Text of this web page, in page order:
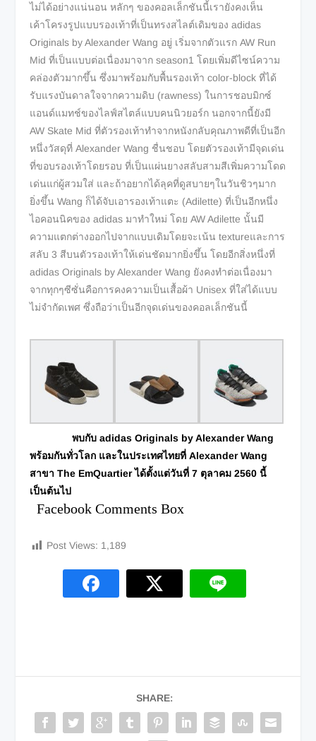
ไม่ได้อย่างแน่นอน หลักๆ ของคอลเล็กชันนี้เรายังคงเห็น
เค้าโครงรูปแบบรองเท้าที่เป็นทรงสไลต์เดิมของ adidas
Originals by Alexander Wang อยู่ เริ่มจากตัวแรก AW Run
Mid ที่เป็นแบบต่อเนื่องมาจาก season1 โดยเพิ่มดีไซน์ความ
คล่องตัวมากขึ้น ซึ่งมาพร้อมกับพื้นรองเท้า color-block ที่ได้
รับแรงบันดาลใจจากความดิบ (rawness) ในการชอบมิกซ์
แอนด์แมทช์ของไลฟ์สไตล์แบบคนนิวยอร์ก นอกจากนี้ยังมี
AW Skate Mid ที่ตัวรองเท้าทำจากหนังกลับคุณภาพดีที่เป็นอีก
หนึ่งวัสดุที่ Alexander Wang ชื่นชอบ โดยตัวรองเท้ามีจุดเด่น
ที่ขอบรองเท้าโดยรอบ ที่เป็นแผ่นยางสลับสามสีเพิ่มความโดด
เด่นแก่ผู้สวมใส่ และถ้าอยากได้ลุคที่ดูสบายๆในวันชิวๆมาก
ยิ่งขึ้น Wang ก็ได้จับเอารองเท้าแตะ (Adilette) ที่เป็นอีกหนึ่ง
ไอคอนนิคของ adidas มาทำใหม่ โดย AW Adilette นั้นมี
ความแตกต่างออกไปจากแบบเดิมโดยจะเน้น textureและการ
สลับ 3 สีบนตัวรองเท้าให้เด่นชัดมากยิ่งขึ้น โดยอีกสิ่งหนึ่งที่
adidas Originals by Alexander Wang ยังคงทำต่อเนื่องมา
จากทุกๆซีซั่นคือการคงความเป็นเสื้อผ้า Unisex ที่ใส่ได้แบบ
ไม่จำกัดเพศ ซึ่งถือว่าเป็นอีกจุดเด่นของคอลเล็กชันนี้
พบกับ adidas Originals by Alexander Wang
พร้อมกันทั่วโลก และในประเทศไทยที่ Alexander Wang
สาขา The EmQuartier ได้ตั้งแต่วันที่ 7 ตุลาคม 2560 นี้
เป็นต้นไป
Facebook Comments Box
Post Views: 1,189
SHARE: